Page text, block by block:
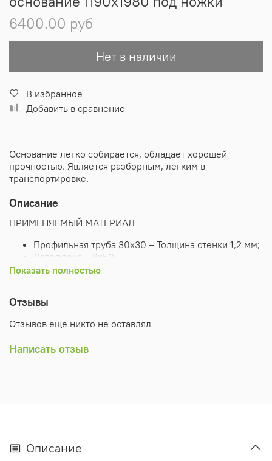
6400.00 руб
Нет в наличии
В избранное
Добавить в сравнение
Основание легко собирается, обладает хорошей
прочностью. Является разборным, легким в
транспортировке.
Описание
ПРИМЕНЯЕМЫЙ МАТЕРИАЛ
Профильная труба 30х30 – Толщина стенки 1,2 мм;
Латофлекс – 8х53;
Латодержатели – накладные.
шагрень);
КОМПЛЕКТАЦИЯ
Болт М8х16 – 12 шт.
Показать полностью
Отзывы
Отзывов еще никто не оставлял
Написать отзыв
Описание